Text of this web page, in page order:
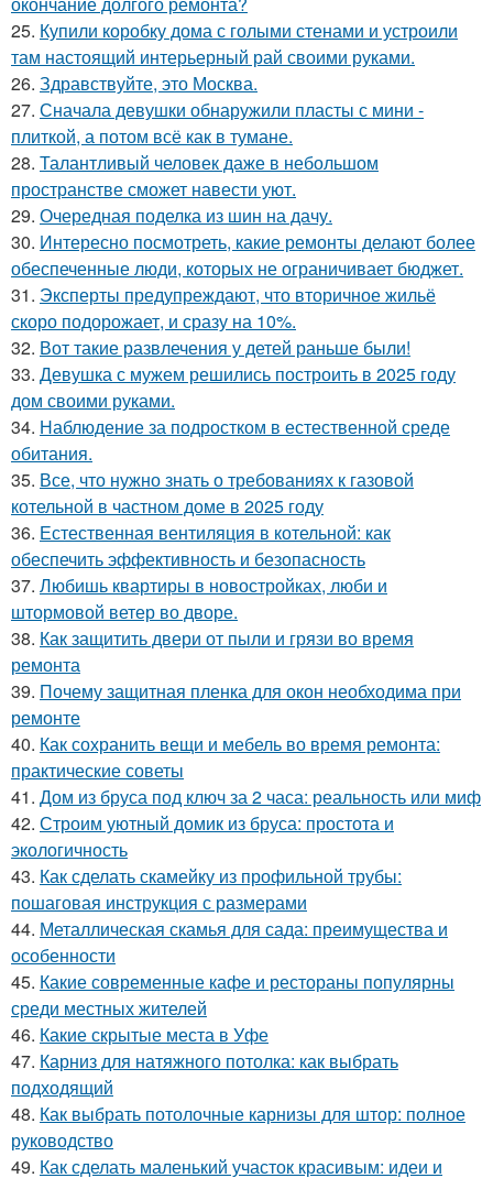
25. Купили коробку дома с голыми стенами и устроили
там настоящий интерьерный рай своими руками.
26. Здравствуйте, это Москва.
27. Сначала девушки обнаружили пласты с мини -
плиткой, а потом всё как в тумане.
28. Талантливый человек даже в небольшом
пространстве сможет навести уют.
29. Очередная поделка из шин на дачу.
30. Интересно посмотреть, какие ремонты делают более
обеспеченные люди, которых не ограничивает бюджет.
31. Эксперты предупреждают, что вторичное жильё
скоро подорожает, и сразу на 10%.
32. Вот такие развлечения у детей раньше были!
33. Девушка с мужем решились построить в 2025 году
дом своими руками.
34. Наблюдение за подростком в естественной среде
обитания.
35. Все, что нужно знать о требованиях к газовой
котельной в частном доме в 2025 году
36. Естественная вентиляция в котельной: как
обеспечить эффективность и безопасность
37. Любишь квартиры в новостройках, люби и
штормовой ветер во дворе.
38. Как защитить двери от пыли и грязи во время
ремонта
39. Почему защитная пленка для окон необходима при
ремонте
40. Как сохранить вещи и мебель во время ремонта:
практические советы
41. Дом из бруса под ключ за 2 часа: реальность или миф
42. Строим уютный домик из бруса: простота и
экологичность
43. Как сделать скамейку из профильной трубы:
пошаговая инструкция с размерами
44. Металлическая скамья для сада: преимущества и
особенности
45. Какие современные кафе и рестораны популярны
среди местных жителей
46. Какие скрытые места в Уфе
47. Карниз для натяжного потолка: как выбрать
подходящий
48. Как выбрать потолочные карнизы для штор: полное
руководство
49. Как сделать маленький участок красивым: идеи и